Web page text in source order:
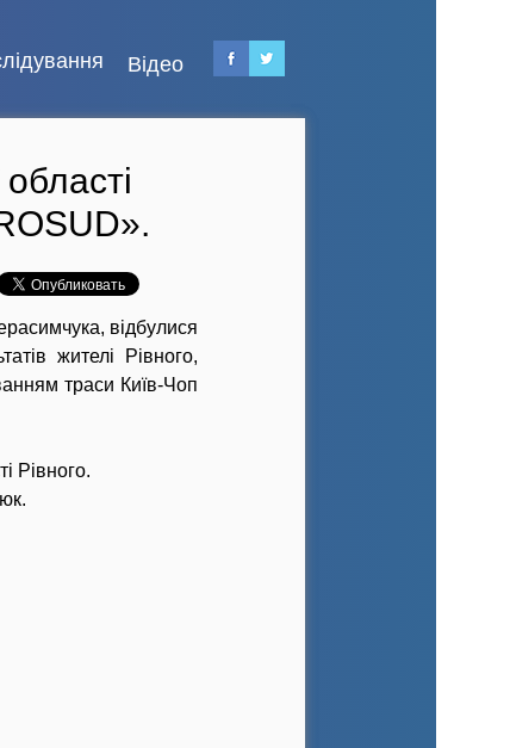
Відео
відбулися
жителі Рівного,
траси Київ-Чоп
Рівного.